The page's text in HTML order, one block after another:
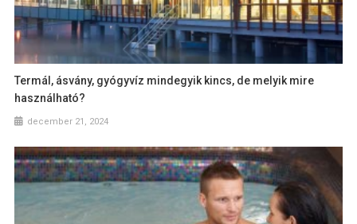
Termál, ásvány, gyógyvíz mindegyik kincs, de melyik mire
használható?
december 21, 2024